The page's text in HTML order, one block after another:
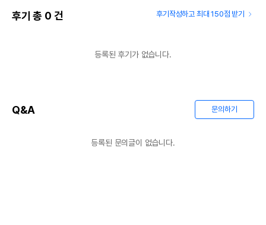
후기 총 0 건 후기작성하고 최대 150점 받기
등록된 후기가 없습니다.
Q&A 문의하기
등록된 문의글이 없습니다.